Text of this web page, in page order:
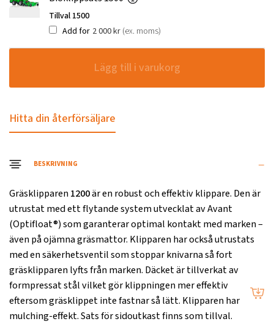
Tillval 1500
Add for 2 000kr (ex. moms)
Lägg till i varukorg
Hitta din återförsäljare
BESKRIVNING
Gräsklipparen1200är en robust och effektiv klippare. Den är
utrustat med ett flytande system utvecklat av Avant
(Optifloat®) som garanterar optimal kontakt med marken –
även på ojämna gräsmattor. Klipparen har också utrustats
med en säkerhetsventil som stoppar knivarna så fort
gräsklipparen lyfts från marken. Däcket är tillverkat av
formpressat stål vilket gör klippningen mer effektiv
eftersom gräsklippet inte fastnar så lätt. Klipparen har
mulching-effekt. Sats för sidoutkast finns som tillval.